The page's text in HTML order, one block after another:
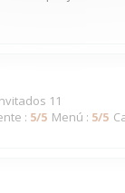
11
: 5/5 Menú : 5/5